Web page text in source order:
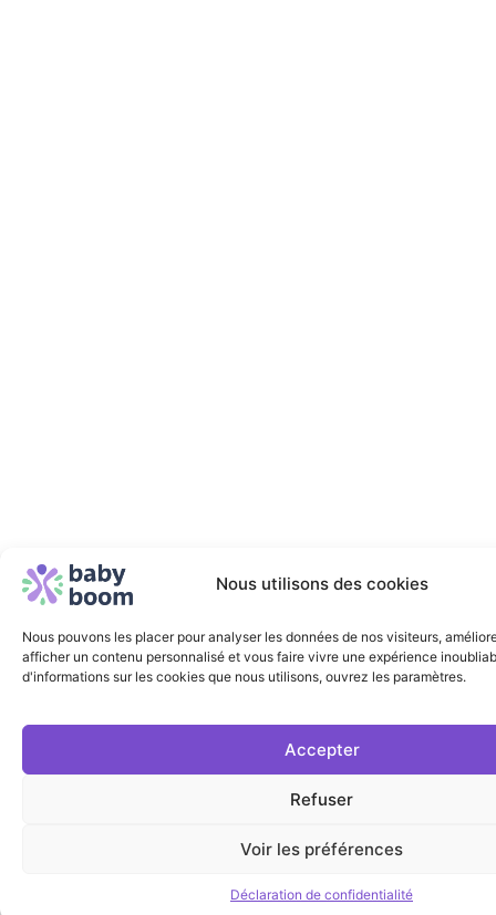
Nous utilisons des cookies
Nous pouvons les placer pour analyser les données de nos visiteurs,
afficher un contenu personnalisé et vous faire vivre une expérience
d'informations sur les cookies que nous utilisons, ouvrez les paramètres.
Accepter
Refuser
Voir les préférences
Déclaration de confidentialité